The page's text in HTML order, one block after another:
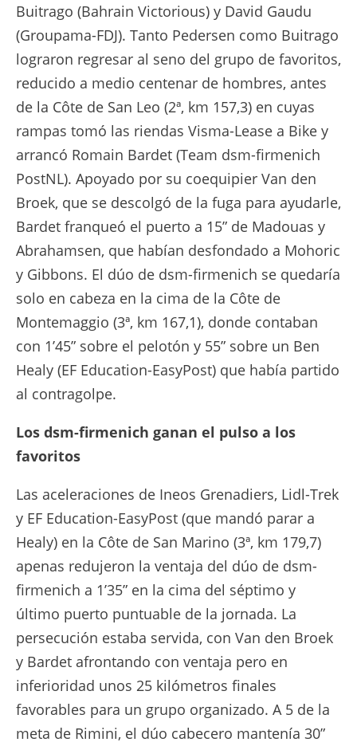
Buitrago (Bahrain Victorious) y David Gaudu
(Groupama-FDJ). Tanto Pedersen como Buitrago
lograron regresar al seno del grupo de favoritos,
reducido a medio centenar de hombres, antes
de la Côte de San Leo (2ª, km 157,3) en cuyas
rampas tomó las riendas Visma-Lease a Bike y
arrancó Romain Bardet (Team dsm-firmenich
PostNL). Apoyado por su coequipier Van den
Broek, que se descolgó de la fuga para ayudarle,
Bardet franqueó el puerto a 15” de Madouas y
Abrahamsen, que habían desfondado a Mohoric
y Gibbons. El dúo de dsm-firmenich se quedaría
solo en cabeza en la cima de la Côte de
Montemaggio (3ª, km 167,1), donde contaban
con 1’45” sobre el pelotón y 55” sobre un Ben
Healy (EF Education-EasyPost) que había partido
al contragolpe.
Los dsm-firmenich ganan el pulso a los
favoritos
Las aceleraciones de Ineos Grenadiers, Lidl-Trek
y EF Education-EasyPost (que mandó parar a
Healy) en la Côte de San Marino (3ª, km 179,7)
apenas redujeron la ventaja del dúo de dsm-
firmenich a 1’35” en la cima del séptimo y
último puerto puntuable de la jornada. La
persecución estaba servida, con Van den Broek
y Bardet afrontando con ventaja pero en
inferioridad unos 25 kilómetros finales
favorables para un grupo organizado. A 5 de la
meta de Rimini, el dúo cabecero mantenía 30”